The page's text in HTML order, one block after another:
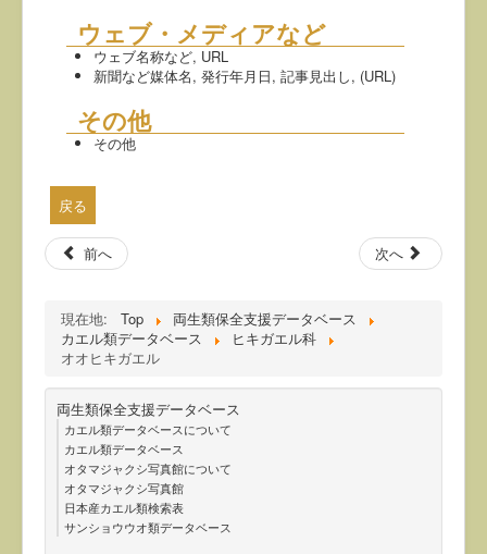
ウェブ・メディアなど
ウェブ名称など, URL
新聞など媒体名, 発行年月日, 記事見出し, (URL)
その他
その他
戻る
前へ 次へ
現在地: Top
両生類保全支援データベース
カエル類データベース
ヒキガエル科
オオヒキガエル
両生類保全支援データベース
カエル類データベースについて
カエル類データベース
オタマジャクシ写真館について
オタマジャクシ写真館
日本産カエル類検索表
サンショウウオ類データベース